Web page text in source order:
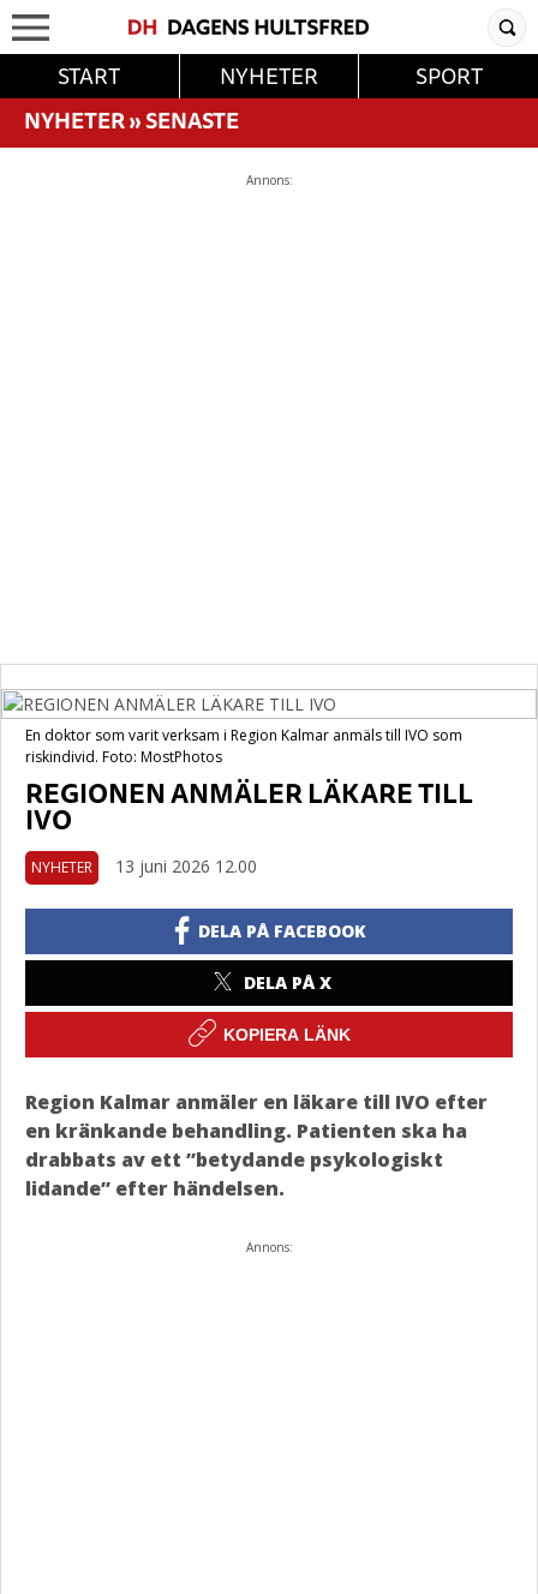
START NYHETER
SPORT
NYHETER»SENASTE
Annons:
En doktor som varit verksam i Region Kalmar anmäls till IVO som
riskindivid. Foto: MostPhotos
REGIONEN ANMÄLER LÄKARE TILL
IVO
NYHETER 13 juni 2026 12.00
DELA PÅ FACEBOOK
DELA PÅ X
KOPIERA LÄNK
Region Kalmar anmäler en läkare till IVO efter
en kränkande behandling. Patienten ska ha
drabbats av ett ”betydande psykologiskt
lidande” efter händelsen.
Annons: